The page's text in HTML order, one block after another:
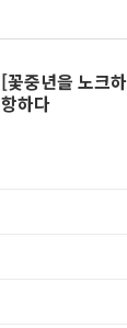
[꽃중년을 노크
항하다